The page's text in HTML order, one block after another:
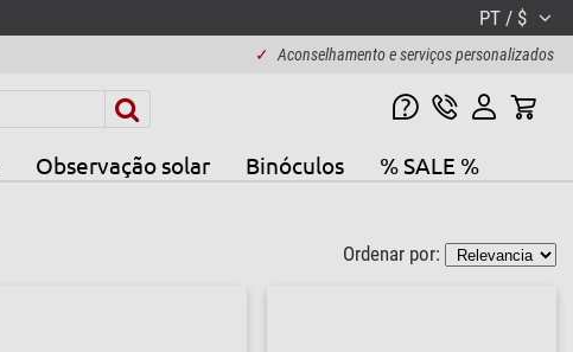
PT / $
✓ Aconselhamento e serviços personalizados
Observação solar Binóculos % SALE %
Ordenar por: